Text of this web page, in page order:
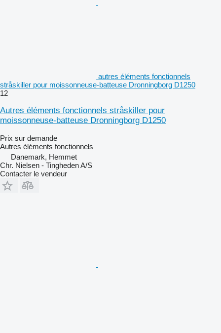
autres éléments fonctionnels
stråskiller pour moissonneuse-batteuse Dronningborg D1250
12
Autres éléments fonctionnels stråskiller pour
moissonneuse-batteuse Dronningborg D1250
Prix sur demande
Autres éléments fonctionnels
Danemark, Hemmet
Chr. Nielsen - Tingheden A/S
Contacter le vendeur